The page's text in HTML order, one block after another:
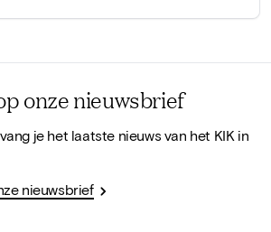
onze nieuwsbrief
je het laatste nieuws van het KIK in
nieuwsbrief